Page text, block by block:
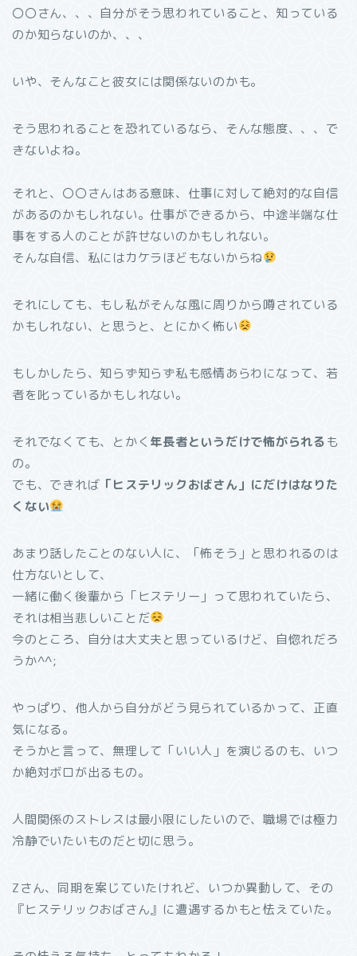
〇〇さん、、、自分がそう思われていること、知っている
のか知らないのか、、、
いや、そんなこと彼女には関係ないのかも。
そう思われることを恐れているなら、そんな態度、、、で
きないよね。
それと、〇〇さんはある意味、仕事に対して絶対的な自信
があるのかもしれない。仕事ができるから、中途半端な仕
事をする人のことが許せないのかもしれない。
そんな自信、私にはカケラほどもないからね
それにしても、もし私がそんな風に周りから噂されている
かもしれない、と思うと、とにかく怖い
もしかしたら、知らず知らず私も感情あらわになって、若
者を叱っているかもしれない。
それでなくても、とかく 年長者というだけで怖がられるも
の。
でも、できれば 「ヒステリックおばさん」にだけはなりた
くない
あまり話したことのない人に、「怖そう」と思われるのは
仕方ないとして、
一緒に働く後輩から「ヒステリー」って思われていたら、
それは相当悲しいことだ
今のところ、自分は大丈夫と思っているけど、自惚れだろ
うか^^;
やっぱり、他人から自分がどう見られているかって、正直
気になる。
そうかと言って、無理して「いい人」を演じるのも、いつ
か絶対ボロが出るもの。
人間関係のストレスは最小限にしたいので、職場では極力
冷静でいたいものだと切に思う。
Zさん、同期を案じていたけれど、いつか異動して、その
『ヒステリックおばさん』に遭遇するかもと怯えていた。